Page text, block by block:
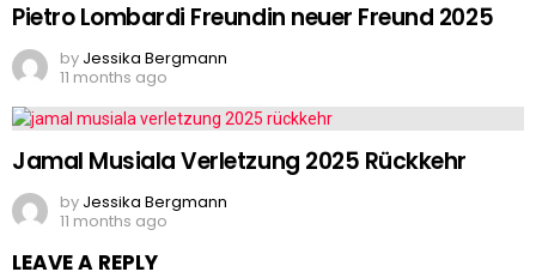
Pietro Lombardi Freundin neuer Freund 2025
by Jessika Bergmann
11 months ago
Jamal Musiala Verletzung 2025 Rückkehr
by Jessika Bergmann
11 months ago
LEAVE A REPLY